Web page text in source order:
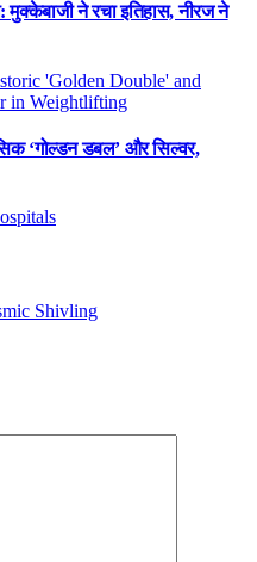
मुक्केबाजी ने रचा इतिहास, नीरज ने
‘गोल्डन डबल’ और सिल्वर,